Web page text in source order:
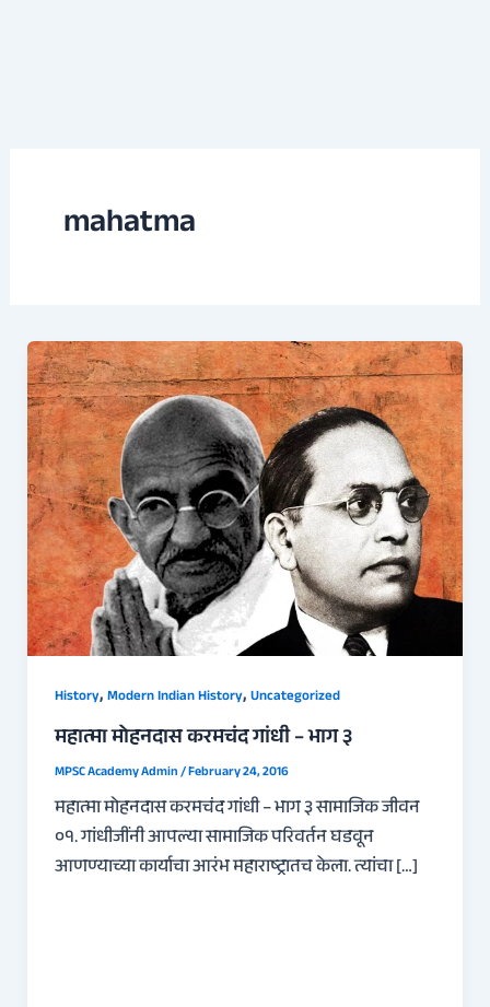
mahatma
History,Modern Indian History,Uncategorized
महात्मा मोहनदास करमचंद गांधी – भाग ३
MPSC Academy Admin/February 24, 2016
महात्मा मोहनदास करमचंद गांधी – भाग ३ सामाजिक जीवन
०१. गांधीजींनी आपल्या सामाजिक परिवर्तन घडवून
आणण्याच्या कार्याचा आरंभ महाराष्ट्रातच केला. त्यांचा […]